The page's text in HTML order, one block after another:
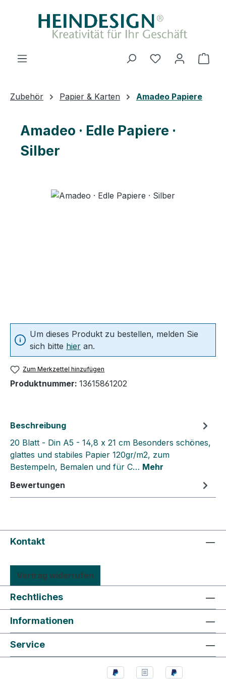
Zum Hauptinhalt springen
Du hast 0
Zubehör Papier & Karten Amadeo Papiere
Amadeo · Edle Papiere ·
Silber
Um dieses Produkt zu bestellen, melden Sie
sich bitte hier an.
Zum Merkzettel hinzufügen
Produktnummer: 13615861202
Beschreibung
20 Blatt - Din A5 - 14,8 x 21 cm Besonders schönes,
glattes und stabiles Papier 120gr/m2, zum
Bestempeln, Bemalen und für C… Mehr
Bewertungen
Kontakt
Vertrag widerrufen
Rechtliches
Informationen
Service